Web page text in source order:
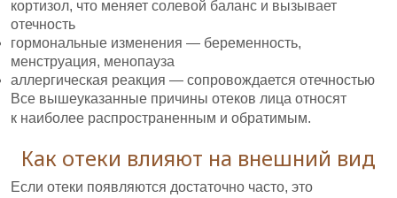
кортизол, что меняет солевой баланс и вызывает
отечность
гормональные изменения — беременность,
менструация, менопауза
аллергическая реакция — сопровождается отечностью
Все вышеуказанные причины отеков лица относят
к наиболее распространенным и обратимым.
Как отеки влияют на внешний вид
Если отеки появляются достаточно часто, это